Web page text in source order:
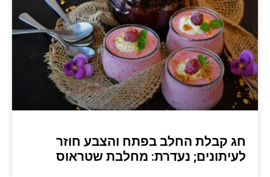
חג קבלת החלב בפתח והצבע חוזר
לעיתונים; נעדרת: מחלבת שטראוס